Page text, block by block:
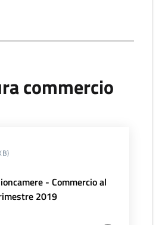
commercio
- Commercio al
2019